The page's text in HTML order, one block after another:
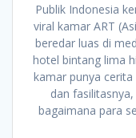
Publik Indonesia
viral kamar ART
beredar luas di
hotel bintang lima
kamar punya
dan
bagaimana para